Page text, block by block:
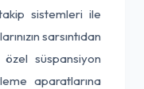
sistemleri ile
sarsıntıdan
özel süspansiyon
aparatlarına